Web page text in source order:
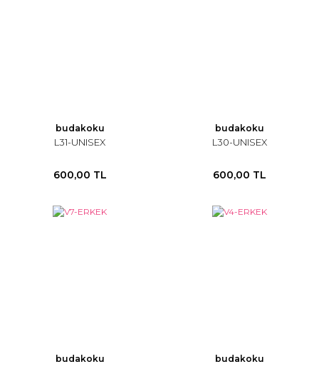
budakoku
L31-UNISEX
600,00 TL
budakoku
L30-UNISEX
600,00 TL
budakoku budakoku